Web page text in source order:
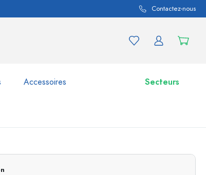
Contactez-nous
Accessoires Secteurs
Bocaux